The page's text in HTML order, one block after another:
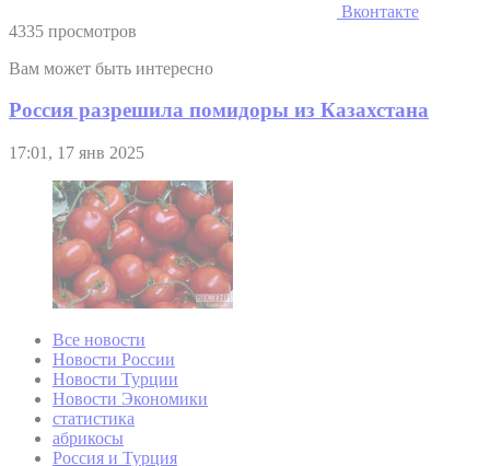
Вконтакте
4335 просмотров
Вам может быть интересно
Россия разрешила помидоры из Казахстана
17:01, 17 янв 2025
Все новости
Новости России
Новости Турции
Новости Экономики
статистика
абрикосы
Россия и Турция